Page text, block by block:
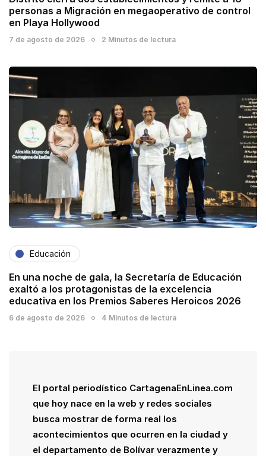
personas a Migración en megaoperativo de control
en Playa Hollywood
7 de agosto de 2026 2 Minutos de lectura
Educación
En una noche de gala, la Secretaría de Educación
exaltó a los protagonistas de la excelencia
educativa en los Premios Saberes Heroicos 2026
6 de agosto de 2026 4 Minutos de lectura
El portal periodístico CartagenaEnLinea.com
que hoy nace en la web y redes sociales
busca mostrar de forma real los
acontecimientos que ocurren en la ciudad y
el departamento de Bolívar verazmente y